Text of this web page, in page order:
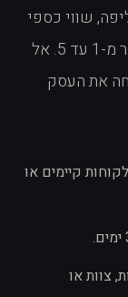
שווי כספי
משוער, זמן לבדיקה, סיכון. דרג כל פרמטר מ-1 עד 5. אל
את העסק
לקוחות קיימים או
צוות או